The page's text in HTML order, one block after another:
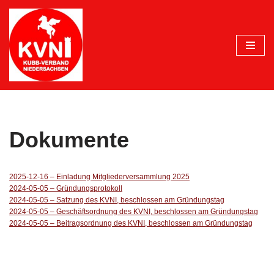
Zum
Inhalt
springen
Dokumente
2025-12-16 – Einladung Mitgliederversammlung 2025
2024-05-05 – Gründungsprotokoll
2024-05-05 – Satzung des KVNI, beschlossen am Gründungstag
2024-05-05 – Geschäftsordnung des KVNI, beschlossen am Gründungstag
2024-05-05 – Beitragsordnung des KVNI, beschlossen am Gründungstag